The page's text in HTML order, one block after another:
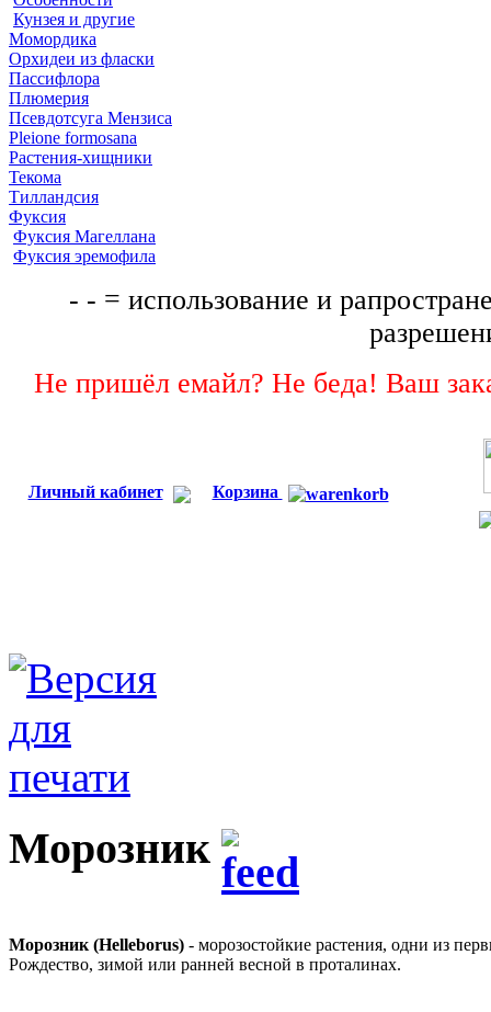
Кунзея и другие
Момордика
Орхидеи из фласки
Пассифлора
Плюмерия
Псевдотсуга Мензиса
Pleione formosana
Растения-хищники
Текома
Тилландсия
Фуксия
Фуксия Магеллана
Фуксия эремофила
- - = использование и
Не пришёл емайл? Не беда! Ваш
Личный кабинет Корзина
Морозник
Морозник (Helleborus) - морозостойкие растения, одни из
Рождество, зимой или ранней весной в проталинах.